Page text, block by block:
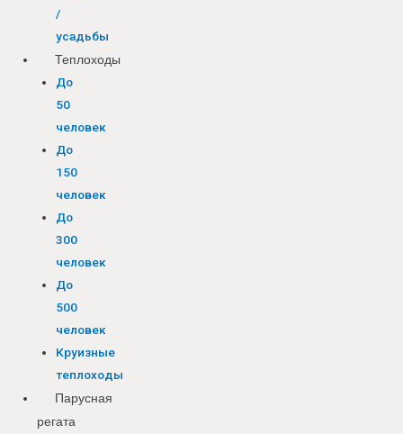
/
усадьбы
Теплоходы
До
50
человек
До
150
человек
До
300
человек
До
500
человек
Круизные
теплоходы
Парусная
регата